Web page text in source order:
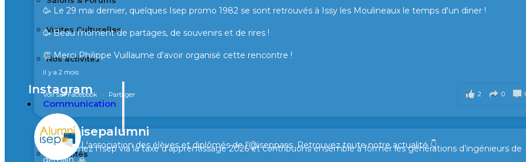
Visites Culturelles
Nos activités
Communication
Actualités
🥳 Le 29 mai dernier, quelques Isep promo 1982 se sont retrouvés à Issy les Moulineaux le temps d'un diner !
🥳 Beau moment de partages, de souvenirs et de rires !
👏 Merci Philippe Vuillaume d'avoir organisé cette rencontre !
il y a 2 mois
2 0
Voir sur Facebook · Partager
🙏 Soutenez l’Isep via la taxe d’apprentissage 2026 et contribuons ensemble à former les générations d’ingénieurs de
demain. 🙏
Instagram
isepalumni
L'association des élèves et diplômés de l'@isepparis.Retrouvez toute notre actualité 👇